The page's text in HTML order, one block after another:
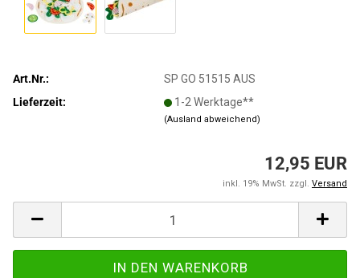
Art.Nr.:
SP GO 51515 AUS
Lieferzeit:
1-2 Werktage**
(Ausland abweichend)
12,95 EUR
inkl. 19% MwSt. zzgl. Versand